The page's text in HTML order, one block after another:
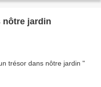
dans nôtre jardin